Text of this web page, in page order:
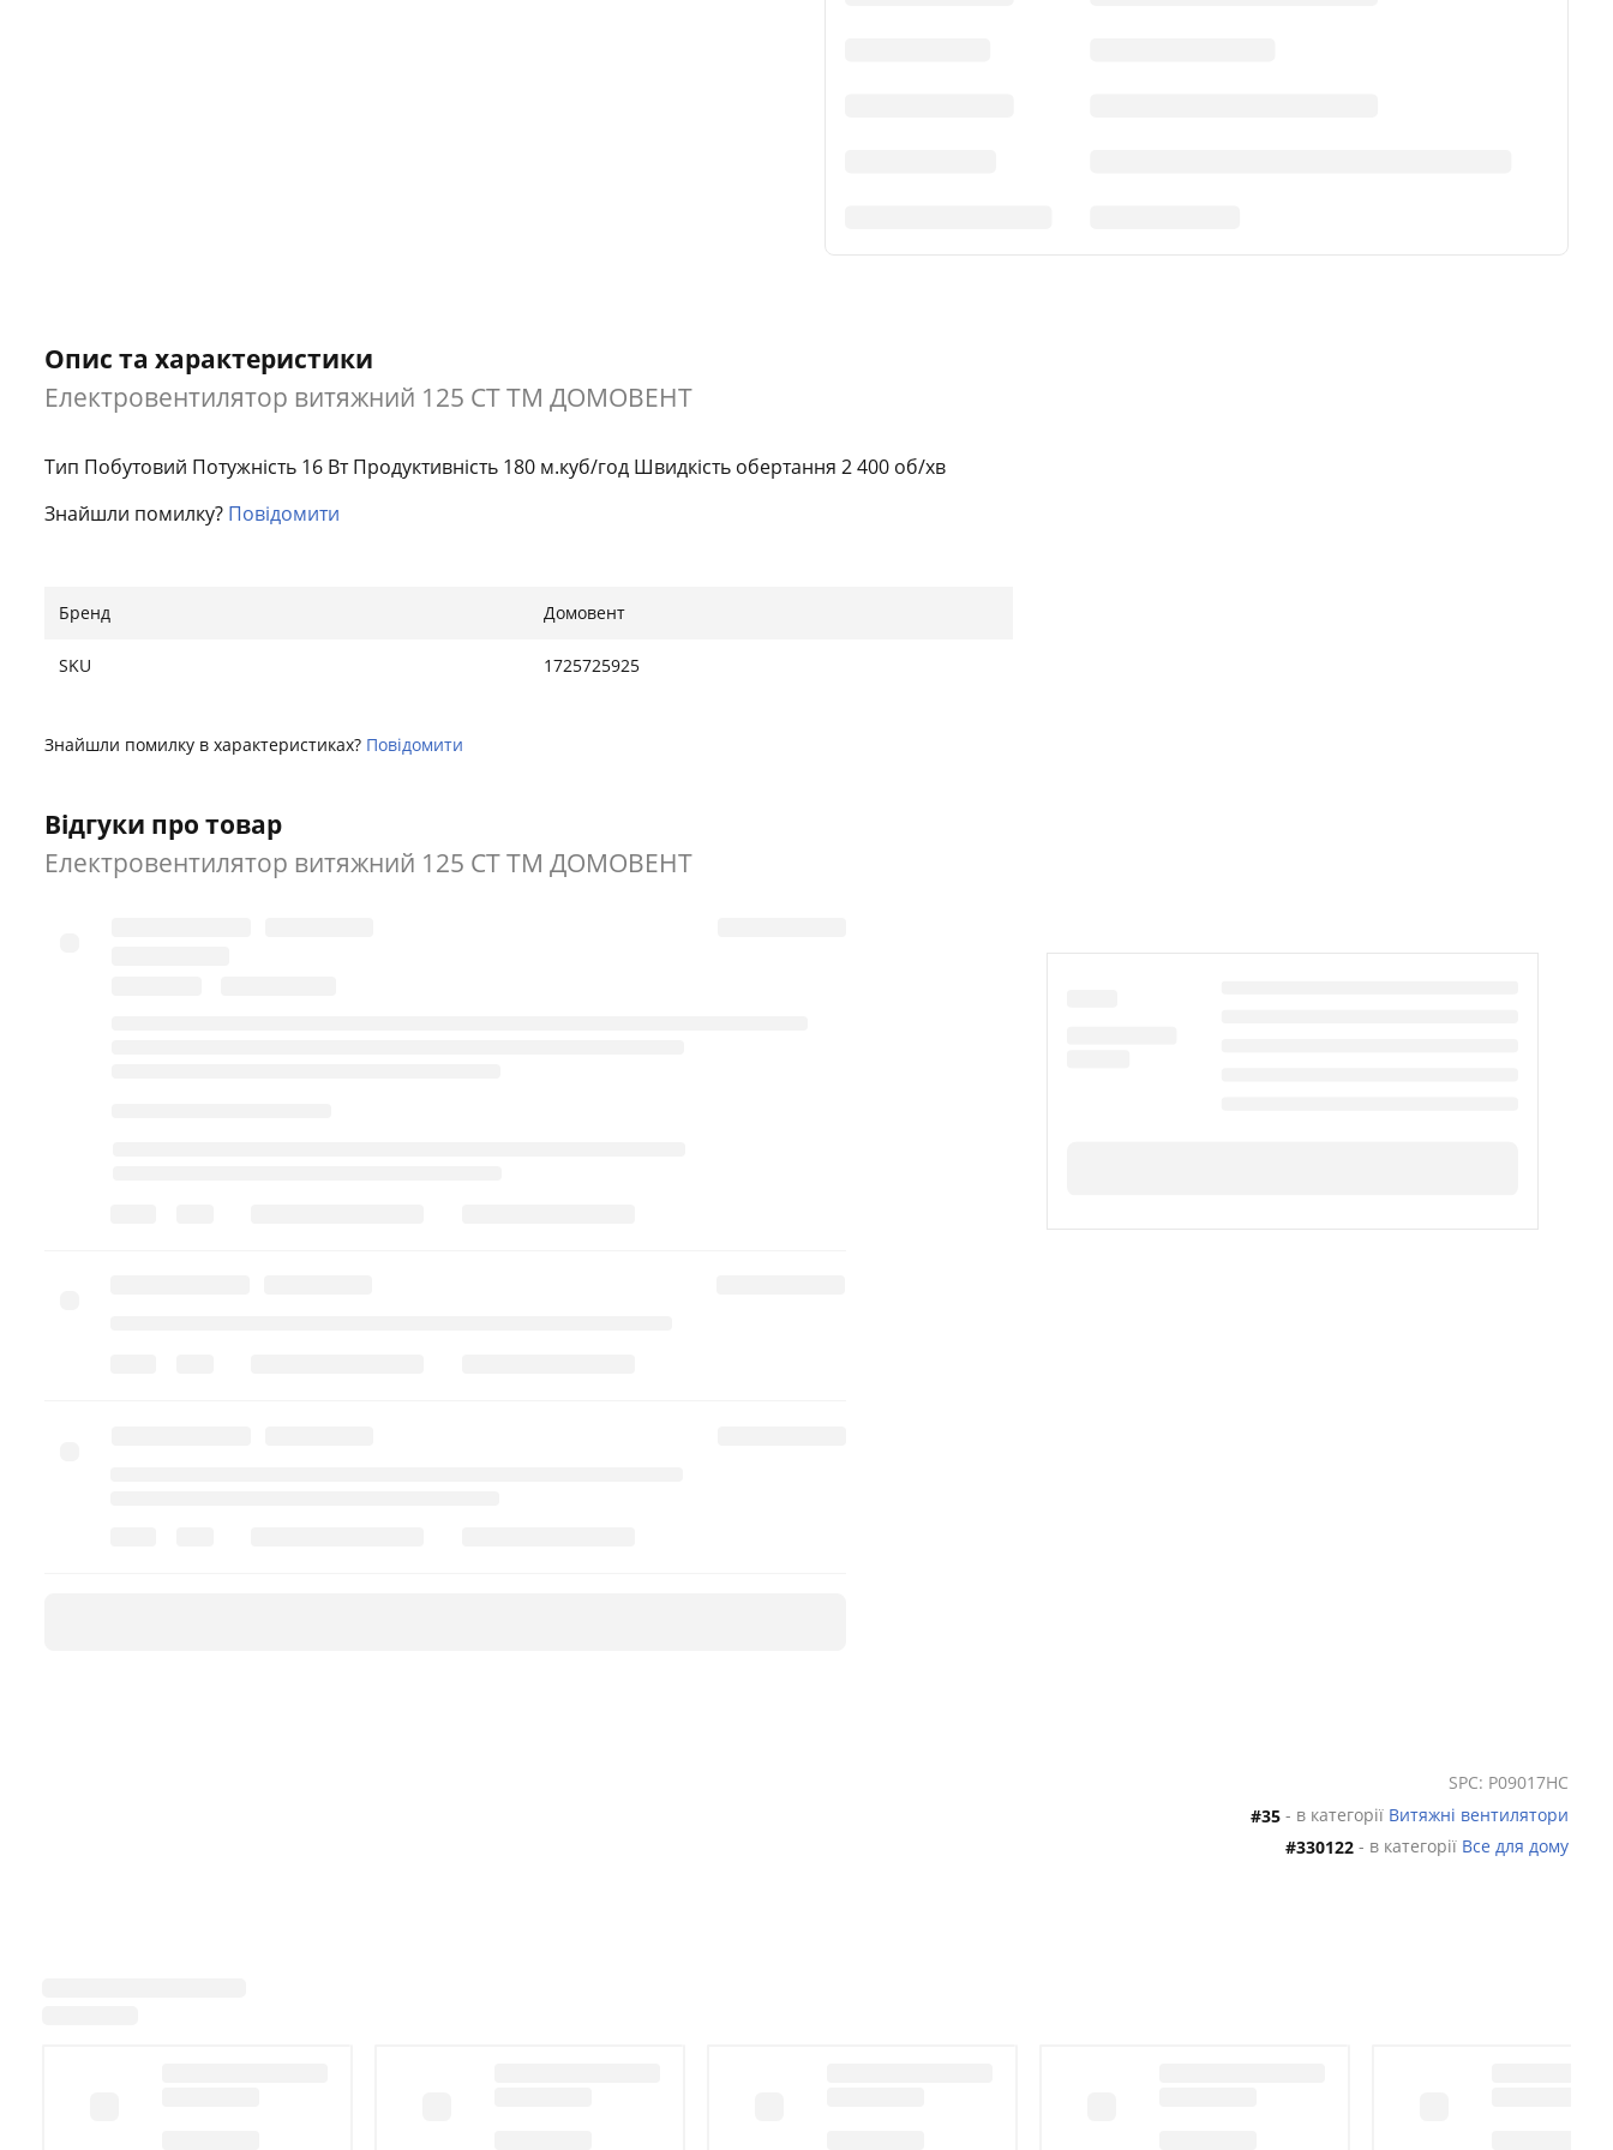
Опис та характеристики
Електровентилятор витяжний 125 СТ ТМ ДОМОВЕНТ
Тип Побутовий Потужність 16 Вт Продуктивність 180 м.куб/год Швидкість обертання 2 400 об/хв
Знайшли помилку? Повідомити
Бренд Домовент
SKU 1725725925
Знайшли помилку в характеристиках? Повідомити
Відгуки про товар
Електровентилятор витяжний 125 СТ ТМ ДОМОВЕНТ
SPC: P09017HC
#35 - в категорії Витяжні вентилятори
#330122 - в категорії Все для дому